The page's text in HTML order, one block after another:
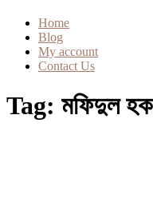
Home
Blog
My account
Contact Us
Tag: মফিদুল হক